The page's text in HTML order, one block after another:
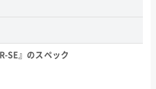
SE 』のスペック